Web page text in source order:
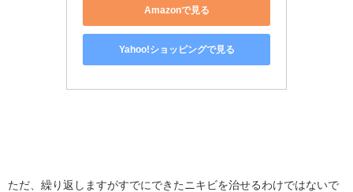
Amazonで見る
Yahoo!ショッピングで見る
ただ、繰り返しますがすでにできたニキビを治せるわけではないで